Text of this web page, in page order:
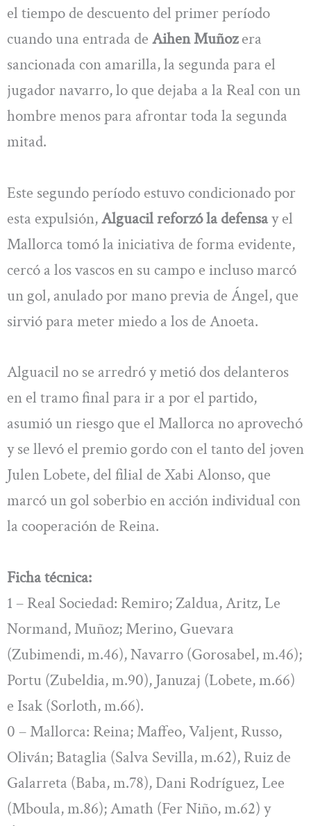
el tiempo de descuento del primer período
cuando una entrada de Aihen Muñozera
sancionada con amarilla, la segunda para el
jugador navarro, lo que dejaba a la Real con un
hombre menos para afrontar toda la segunda
mitad.
Este segundo período estuvo condicionado por
esta expulsión,Alguacil reforzó la defensay el
Mallorca tomó la iniciativa de forma evidente,
cercó a los vascos en su campo e incluso marcó
un gol, anulado por mano previa de Ángel, que
sirvió para meter miedo a los de Anoeta.
Alguacil no se arredró y metió dos delanteros
en el tramo final para ir a por el partido,
asumió un riesgo que el Mallorca no aprovechó
y se llevó el premio gordo con el tanto del joven
Julen Lobete, del filial de Xabi Alonso, que
marcó un gol soberbio en acción individual con
la cooperación de Reina.
Ficha técnica:
1 – Real Sociedad: Remiro; Zaldua, Aritz, Le
Normand, Muñoz; Merino, Guevara
(Zubimendi, m.46), Navarro (Gorosabel, m.46);
Portu (Zubeldia, m.90), Januzaj (Lobete, m.66)
e Isak (Sorloth, m.66).
0 – Mallorca: Reina; Maffeo, Valjent, Russo,
Oliván; Bataglia (Salva Sevilla, m.62), Ruiz de
Galarreta (Baba, m.78), Dani Rodríguez, Lee
(Mboula, m.86); Amath (Fer Niño, m.62) y